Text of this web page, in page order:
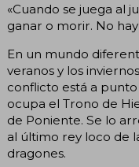
«Cuando se juega al
ganar o morir. No
En un mundo
veranos y los
conflicto está a
ocupa el Trono de
de Poniente. Se lo
al último rey loco de
dragones.